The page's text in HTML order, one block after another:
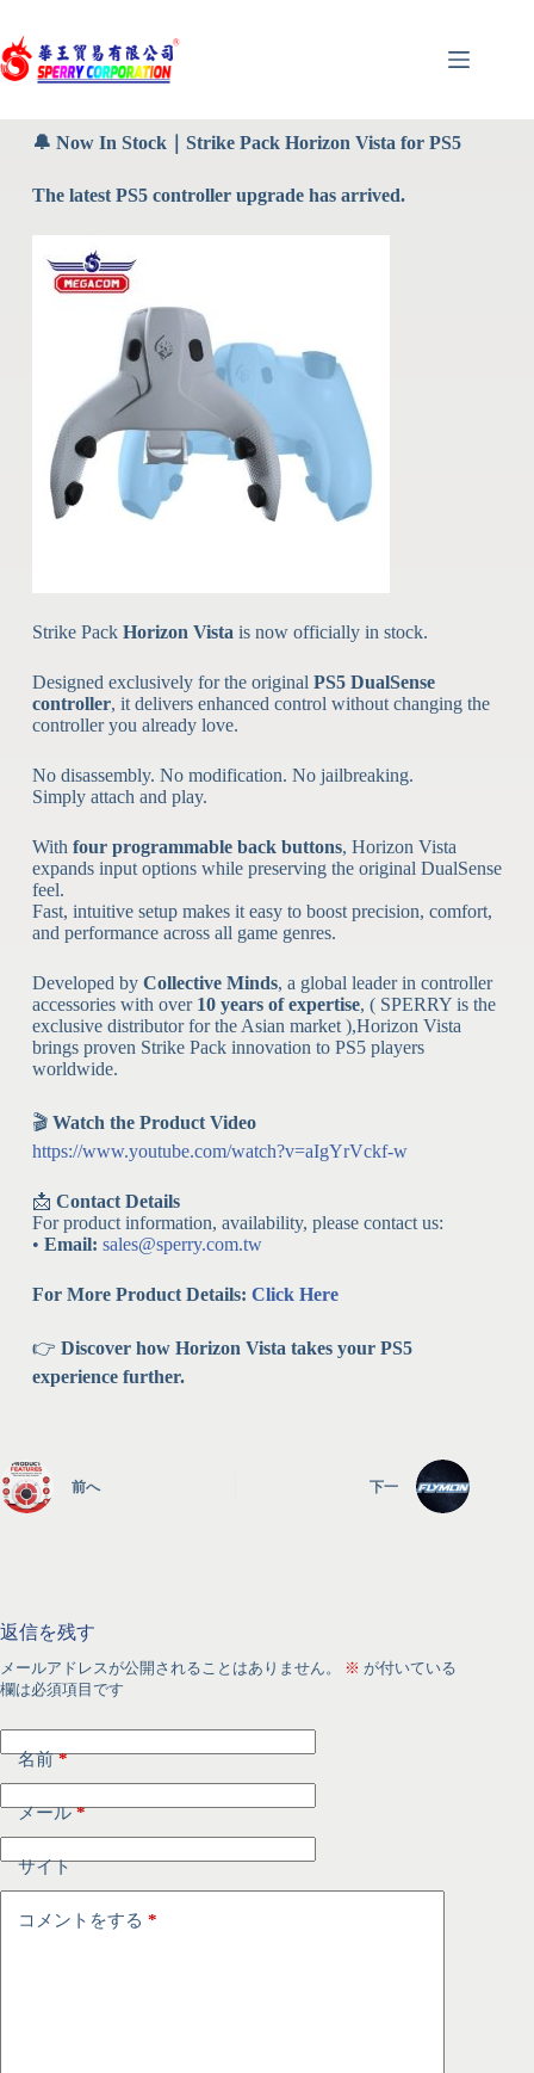
🔔 Now In Stock｜Strike Pack Horizon Vista for PS5
The latest PS5 controller upgrade has arrived.
Strike Pack Horizon Vista is now officially in stock.
Designed exclusively for the original PS5 DualSense
controller, it delivers enhanced control without changing the
controller you already love.
No disassembly. No modification. No jailbreaking.
Simply attach and play.
With four programmable back buttons, Horizon Vista
expands input options while preserving the original DualSense
feel.
Fast, intuitive setup makes it easy to boost precision, comfort,
and performance across all game genres.
Developed by Collective Minds, a global leader in controller
accessories with over 10 years of expertise, ( SPERRY is the
exclusive distributor for the Asian market ),Horizon Vista
brings proven Strike Pack innovation to PS5 players
worldwide.
🎬 Watch the Product Video
https://www.youtube.com/watch?v=aIgYrVckf-w
📩 Contact Details
For product information, availability, please contact us:
• Email: sales@sperry.com.tw
For More Product Details: Click Here
👉 Discover how Horizon Vista takes your PS5
experience further.
前へ 下一
返信を残す
メールアドレスが公開されることはありません。 ※ が付いている
欄は必須項目です
名前*
メール*
サイト
コメントをする *